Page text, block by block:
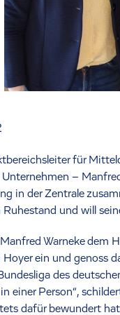
für
–
in der Zentrale
Ruhestand und will
Warneke dem
ein und genoss
des
einer Person“,
dafür bewundert